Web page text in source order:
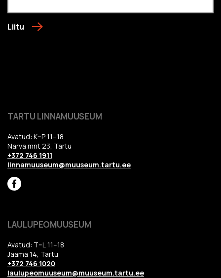
Liitu
TARTU LINNAMUUSEUM
Avatud: K–P 11–18
Narva mnt 23, Tartu
+372 746 1911
linnamuuseum@muuseum.tartu.ee
LAULUPEOMUUSEUM
Avatud: T–L 11–18
Jaama 14, Tartu
+372 746 1020
laulupeomuuseum@muuseum.tartu.ee